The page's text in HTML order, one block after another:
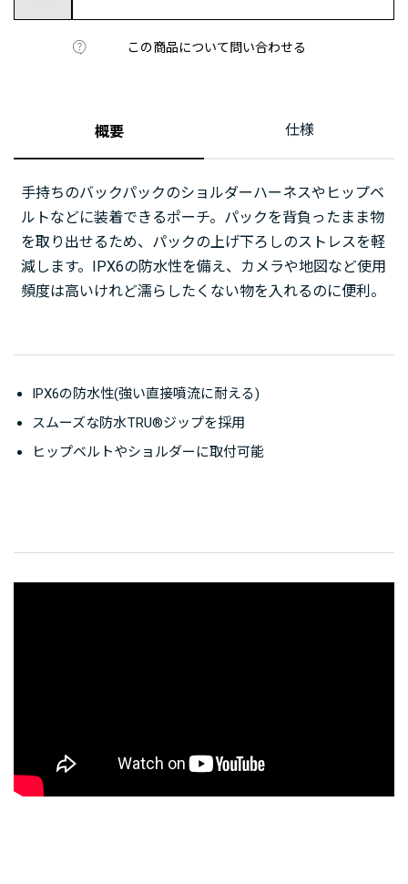
この商品について問い合わせる
概要 仕様
手持ちのバックパックのショルダーハーネスやヒップベ
ルトなどに装着できるポーチ。パックを背負ったまま物
を取り出せるため、パックの上げ下ろしのストレスを軽
減します。IPX6の防水性を備え、カメラや地図など使用
頻度は高いけれど濡らしたくない物を入れるのに便利。
IPX6の防水性(強い直接噴流に耐える)
スムーズな防水TRU®ジップを採用
ヒップベルトやショルダーに取付可能